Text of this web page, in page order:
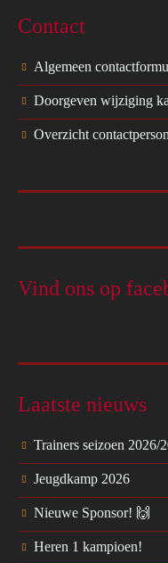
Contact
Algemeen
Doorgeven wijziging
Overzicht
Vind ons op
Laatste nieuws
Trainers seizoen 2026/
Jeugdkamp 2026
Nieuwe Sponsor! 🙌
Heren 1 kampioen!